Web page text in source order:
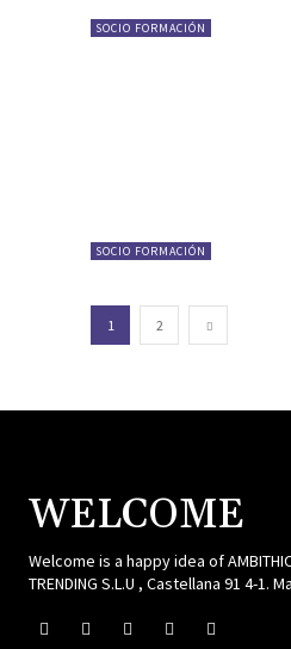
SOCIO FORMACIÓN
SOCIO FORMACIÓN
1 2
WELCOME
Welcome is a happy idea of
TRENDING S.L.U , Castellana 91 4-1.